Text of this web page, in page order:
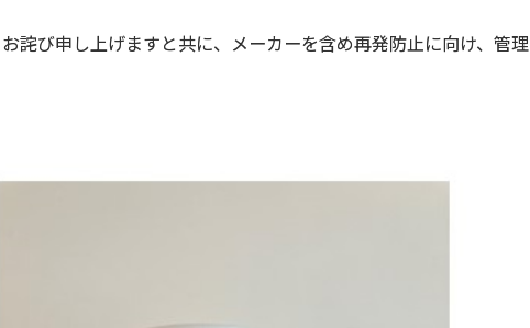
詫び申し上げますと共に、メーカーを含め再発防止に向け、管理